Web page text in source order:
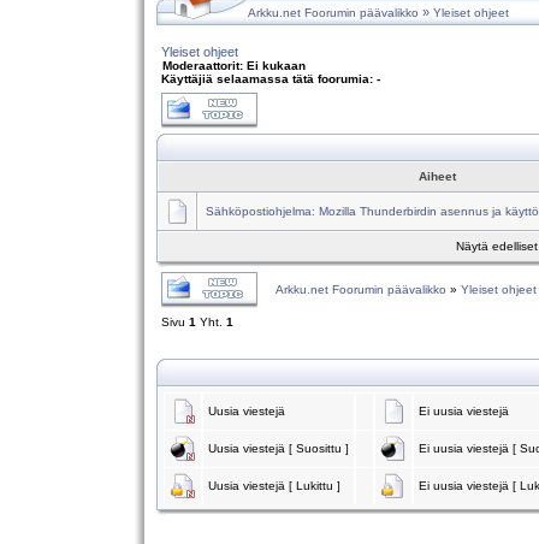
Arkku.net Foorumin päävalikko » Yleiset ohjeet
Yleiset ohjeet
Moderaattorit: Ei kukaan
Käyttäjiä selaamassa tätä foorumia: -
Aiheet
Sähköpostiohjelma: Mozilla Thunderbirdin asennus ja käyttö
Näytä
Arkku.net Foorumin päävalikko » Yleiset ohjeet
Sivu 1 Yht. 1
Uusia viestejä Ei uusia viestejä
Uusia viestejä [ Suosittu ] Ei uusia viestejä [
Uusia viestejä [ Lukittu ] Ei uusia viestejä [